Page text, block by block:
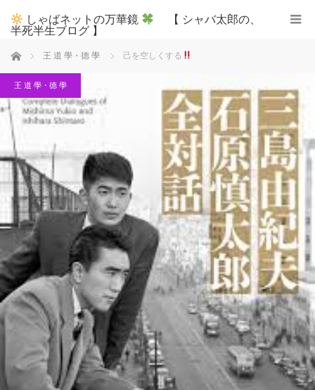
しゃばネットの万華鏡
【 シャバ太郎の、
半死半生ブログ 】
ホーム 王 道 學・德 學 己を空しくする
王 道 學・德 學